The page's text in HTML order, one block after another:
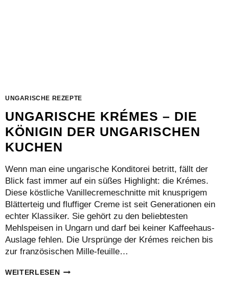
UNGARISCHE REZEPTE
UNGARISCHE KRÉMES – DIE
KÖNIGIN DER UNGARISCHEN
KUCHEN
Wenn man eine ungarische Konditorei betritt, fällt der
Blick fast immer auf ein süßes Highlight: die Krémes.
Diese köstliche Vanillecremeschnitte mit knusprigem
Blätterteig und fluffiger Creme ist seit Generationen ein
echter Klassiker. Sie gehört zu den beliebtesten
Mehlspeisen in Ungarn und darf bei keiner Kaffeehaus-
Auslage fehlen. Die Ursprünge der Krémes reichen bis
zur französischen Mille-feuille…
WEITERLESENUNGARISCHE